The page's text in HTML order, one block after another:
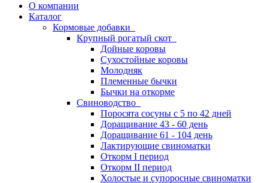
О компании
Каталог
Кормовые добавки
Крупный рогатый скот
Дойные коровы
Сухостойные коровы
Молодняк
Племенные бычки
Бычки на откорме
Свиноводство
Поросята сосуны с 5 по 42 дней
Доращивание 43 - 60 день
Доращивание 61 - 104 день
Лактирующие свиноматки
Откорм I период
Откорм II период
Холостые и супоросные свиноматки